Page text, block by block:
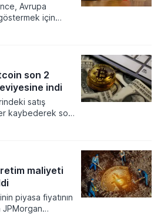
Avrupa
için
alamadı.
son 2
indi
satış
kaybederek son
gördü.
maliyeti
piyasa fiyatının
JPMorgan